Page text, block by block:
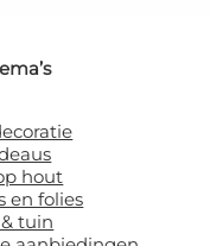
hout
en folies
tuin